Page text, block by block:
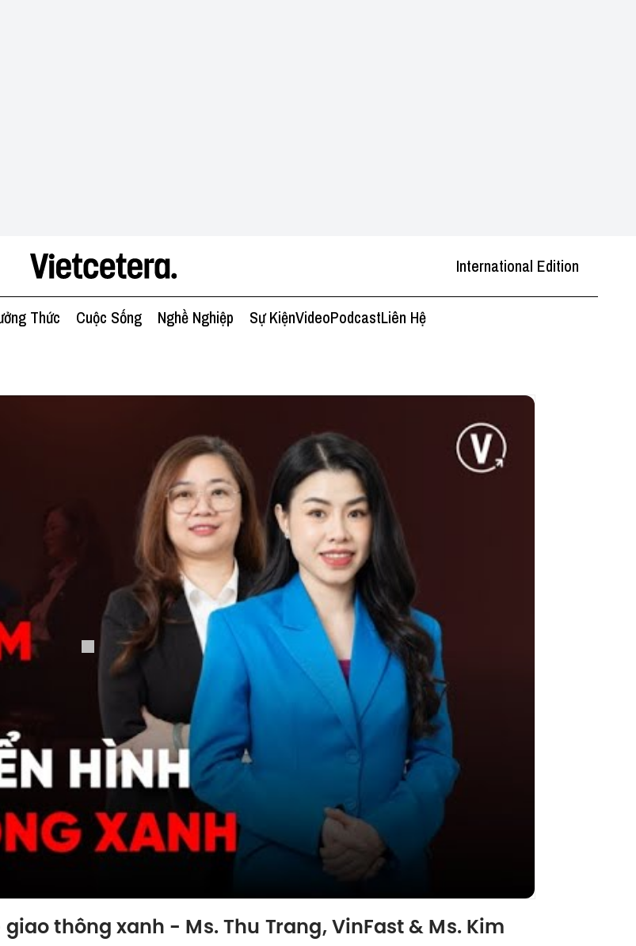
International Edition
Thức Cuộc Sống Nghề Nghiệp Sự KiệnVideoPodcastLiên Hệ
thông xanh - Ms. Thu Trang, VinFast & Ms. Kim